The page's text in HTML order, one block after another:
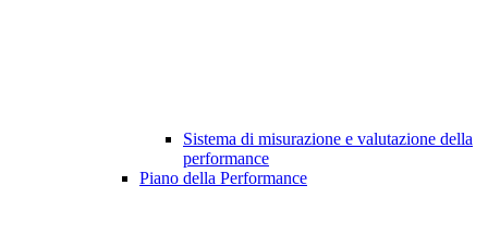
Sistema di misurazione e valutazione della
performance
Piano della Performance